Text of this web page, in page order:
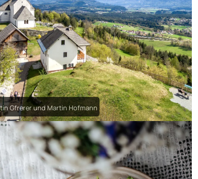
Gfrerer und Martin Hofmann